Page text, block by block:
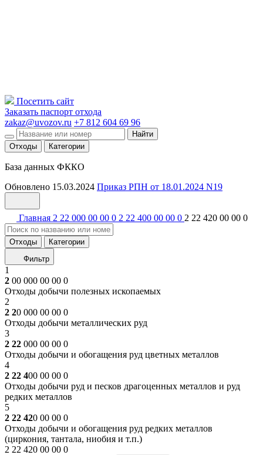
Посетить сайт
Заказать паспорт отхода
zakaz@uvozov.ru +7 812 604 69 96
Найти
Отходы
Категории
База данных ФККО
Обновлено 15.03.2024 Приказ РПН от 18.01.2024 N19
Главная 2 22 000 00 00 0 2 22 400 00 00 0 2 22 420 00 00 0
Отходы
Категории
Фильтр
1
2 00 000 00 00 0
Отходы добычи полезных ископаемых
2
2 20 000 00 00 0
Отходы добычи металлических руд
3
2 22 000 00 00 0
Отходы добычи и обогащения руд цветных металлов
4
2 22 400 00 00 0
Отходы добычи руд и песков драгоценных металлов и руд
редких металлов
5
2 22 420 00 00 0
Отходы добычи и обогащения руд редких металлов
(циркония, тантала, ниобия и т.п.)
2 22 420 00 00 0